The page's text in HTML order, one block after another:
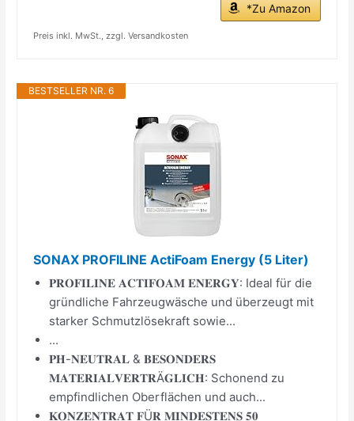
*Zu Amazon
Preis inkl. MwSt., zzgl. Versandkosten
BESTSELLER NR. 6
SONAX PROFILINE ActiFoam Energy (5 Liter)
𝐏𝐑𝐎𝐅𝐈𝐋𝐈𝐍𝐄 𝐀𝐂𝐓𝐈𝐅𝐎𝐀𝐌 𝐄𝐍𝐄𝐑𝐆𝐘: Ideal für die
gründliche Fahrzeugwäsche und überzeugt mit
starker Schmutzlösekraft sowie...
...
𝐏𝐇-𝐍𝐄𝐔𝐓𝐑𝐀𝐋 & 𝐁𝐄𝐒𝐎𝐍𝐃𝐄𝐑𝐒
𝐌𝐀𝐓𝐄𝐑𝐈𝐀𝐋𝐕𝐄𝐑𝐓𝐑Ä𝐆𝐋𝐈𝐂𝐇: Schonend zu
empfindlichen Oberflächen und auch...
𝐊𝐎𝐍𝐙𝐄𝐍𝐓𝐑𝐀𝐓 𝐅Ü𝐑 𝐌𝐈𝐍𝐃𝐄𝐒𝐓𝐄𝐍𝐒 𝟓𝟎